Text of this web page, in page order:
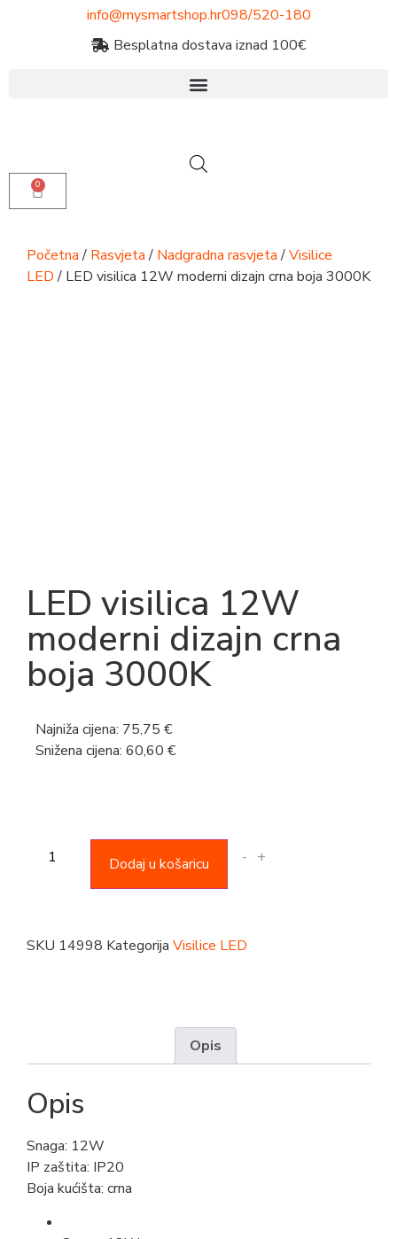
info@mysmartshop.hr098/520-180
Besplatna dostava iznad 100€
0
Početna/ Rasvjeta/ Nadgradna rasvjeta/Visilice
LED/ LED visilica 12W moderni dizajn crna boja 3000K
LED visilica 12W
moderni dizajn crna
boja 3000K
Najniža cijena: 75,75 €
Snižena cijena: 60,60 €
- +
Dodaj u košaricu
SKU 14998 Kategorija Visilice LED
Opis
Opis
Snaga: 12W
IP zaštita: IP20
Boja kućišta: crna